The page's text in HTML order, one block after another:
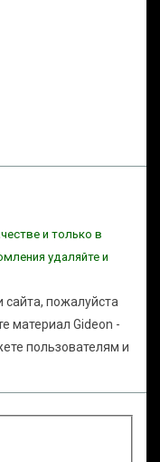
и только в
удаляйте и
сайта, пожалуйста
материал Gideon -
пользователям и